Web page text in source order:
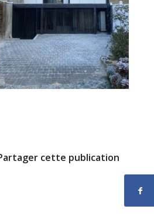
cette publication